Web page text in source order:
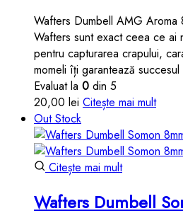
Wafters Dumbell AMG Aroma
Wafters sunt exact ceea ce ai
pentru capturarea crapului,
momeli îți garantează
Evaluat la 0 din 5
20,00 lei Citește mai mult
Out Stock
Citește mai mult
Wafters Dumbell